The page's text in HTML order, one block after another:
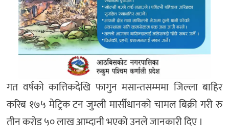
गत वर्षको कात्तिकदेखि फागुन मसान्तसम्ममा जिल्ला बाहिर
करिब १७५ मेट्रिक टन जुम्ली मार्सीधानको चामल बिक्री गरी रु
तीन करोड ५० लाख आम्दानी भएको उनले जानकारी दिए ।